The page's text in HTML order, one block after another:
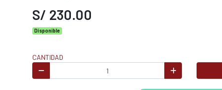
S/ 230.00
Disponible
CANTIDAD